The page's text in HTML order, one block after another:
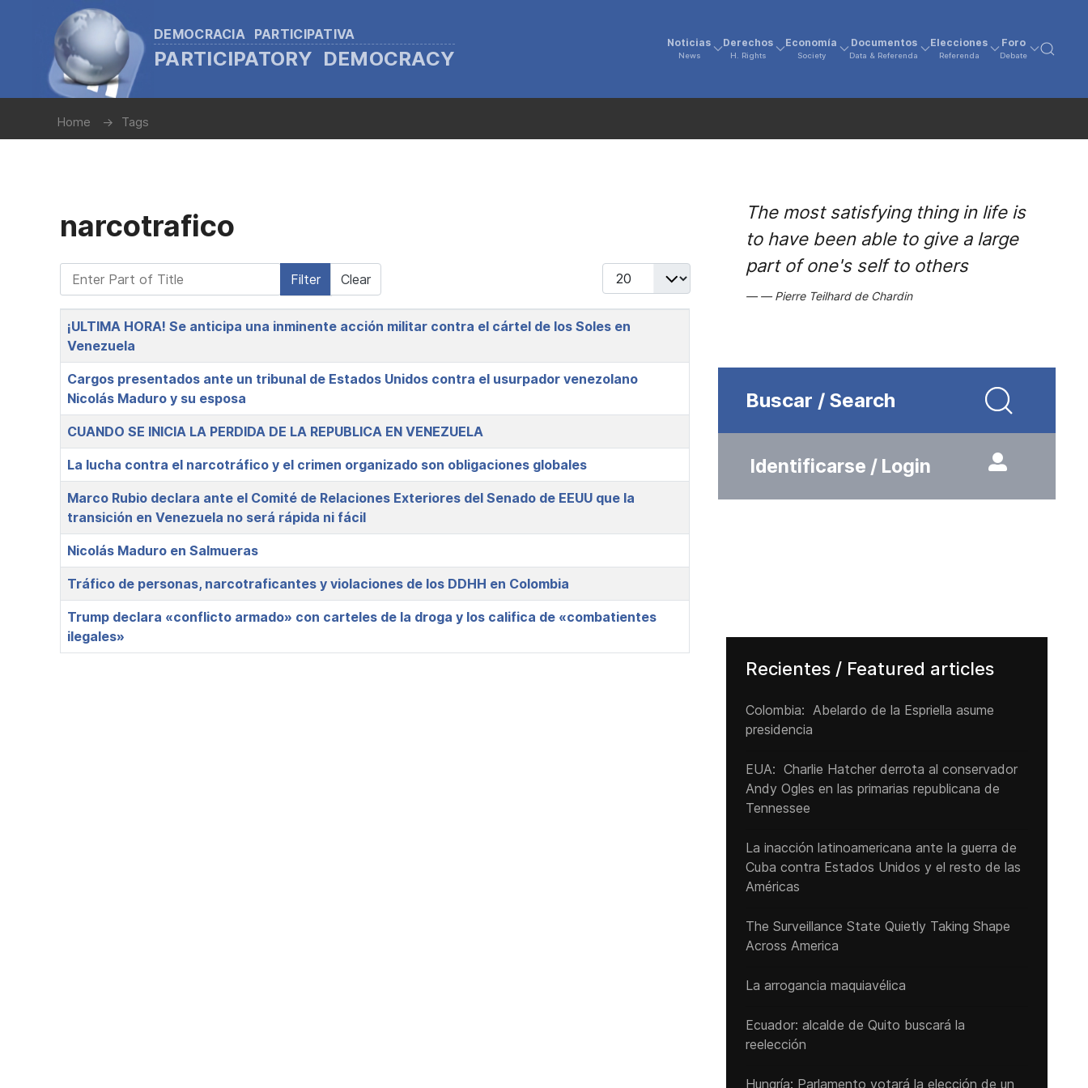
DEMOCRACIA PARTICIPATIVA
PARTICIPATORY DEMOCRACY
Noticias
News
Derechos
H. Rights
Economía
Society
Documentos
Data & Referenda
Elecciones
Referenda
Foro
Debate
Home Tags
narcotrafico
Enter Part of Title Filter Clear Display #
Title
¡ULTIMA HORA! Se anticipa una inminente acción militar contra el cártel de los Soles en
Venezuela
Cargos presentados ante un tribunal de Estados Unidos contra el usurpador venezolano
Nicolás Maduro y su esposa
CUANDO SE INICIA LA PERDIDA DE LA REPUBLICA EN VENEZUELA
La lucha contra el narcotráfico y el crimen organizado son obligaciones globales
Marco Rubio declara ante el Comité de Relaciones Exteriores del Senado de EEUU que la
transición en Venezuela no será rápida ni fácil
Nicolás Maduro en Salmueras
Tráfico de personas, narcotraficantes y violaciones de los DDHH en Colombia
Trump declara «conflicto armado» con carteles de la droga y los califica de «combatientes
ilegales»
The most satisfying thing in life is
to have been able to give a large
part of one's self to others
Pierre Teilhard de Chardin
Buscar / Search
Identificarse / Login
Recientes / Featured articles
Colombia: Abelardo de la Espriella asume
presidencia
EUA: Charlie Hatcher derrota al conservador
Andy Ogles en las primarias republicana de
Tennessee
La inacción latinoamericana ante la guerra de
Cuba contra Estados Unidos y el resto de las
Américas
The Surveillance State Quietly Taking Shape
Across America
La arrogancia maquiavélica
Ecuador: alcalde de Quito buscará la
reelección
Hungría: Parlamento votará la elección de un